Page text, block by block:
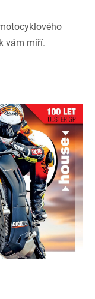
vám míří.